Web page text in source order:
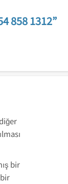
858 1312”
bir